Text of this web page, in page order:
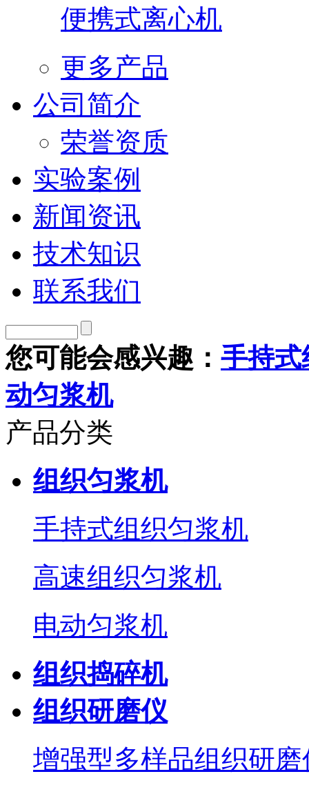
便携式离心机
更多产品
公司简介
荣誉资质
实验案例
新闻资讯
技术知识
联系我们
您可能会感兴趣： 手持式
动匀浆机
产品分类
组织匀浆机
手持式组织匀浆机
高速组织匀浆机
电动匀浆机
组织捣碎机
组织研磨仪
增强型多样品组织研磨